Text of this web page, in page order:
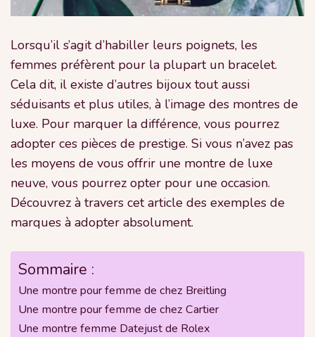
Lorsqu’il s’agit d’habiller leurs poignets, les
femmes préfèrent pour la plupart un bracelet.
Cela dit, il existe d’autres bijoux tout aussi
séduisants et plus utiles, à l’image des montres de
luxe. Pour marquer la différence, vous pourrez
adopter ces pièces de prestige. Si vous n’avez pas
les moyens de vous offrir une montre de luxe
neuve, vous pourrez opter pour une occasion.
Découvrez à travers cet article des exemples de
marques à adopter absolument.
Sommaire :
Une montre pour femme de chez Breitling
Une montre pour femme de chez Cartier
Une montre femme Datejust de Rolex